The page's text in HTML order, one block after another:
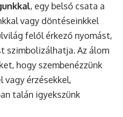
, egy belső csata a
vagy döntéseinkkel
felől érkező nyomást,
szimbolizálhatja. Az álom
hogy szembenézzünk
vagy érzésekkel,
talán igyekszünk